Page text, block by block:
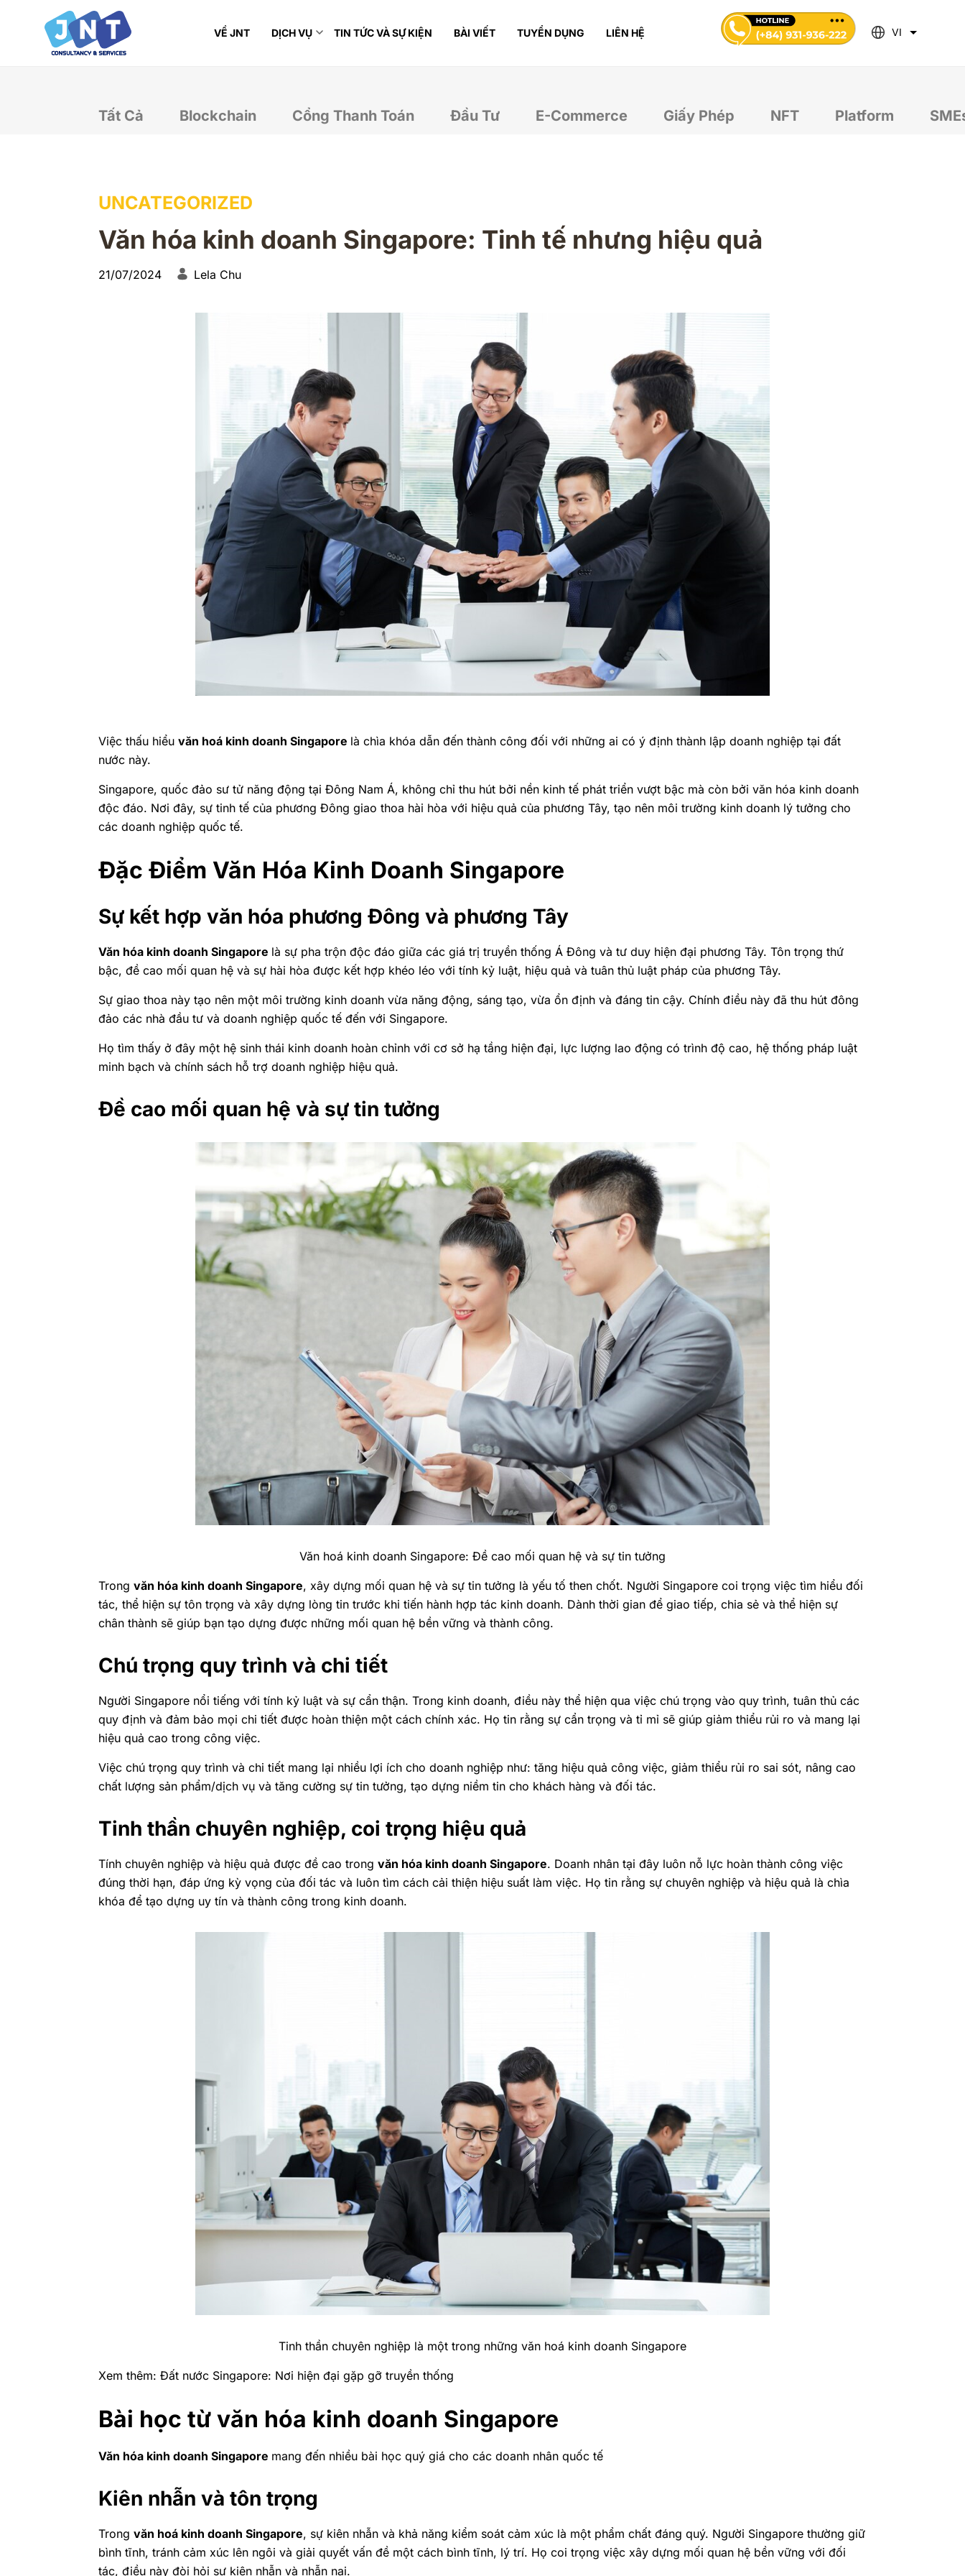
VỀ JNT DỊCH VỤ TIN TỨC VÀ SỰ KIỆN BÀI VIẾT TUYỂN DỤNG LIÊN HỆ VI
Tất Cả Blockchain Cổng Thanh Toán Đầu Tư E-Commerce Giấy Phép NFT Platform
UNCATEGORIZED
Văn hóa kinh doanh Singapore: Tinh tế nhưng hiệu quả
21/07/2024 Lela Chu
Việc thấu hiểu văn hoá kinh doanh Singapore là chìa khóa dẫn đến thành công đối với những ai có ý định thành lập doanh nghiệp tại đất
nước này.
Singapore, quốc đảo sư tử năng động tại Đông Nam Á, không chỉ thu hút bởi nền kinh tế phát triển vượt bậc mà còn bởi văn hóa kinh doanh
độc đáo. Nơi đây, sự tinh tế của phương Đông giao thoa hài hòa với hiệu quả của phương Tây, tạo nên môi trường kinh doanh lý tưởng cho
các doanh nghiệp quốc tế.
Đặc Điểm Văn Hóa Kinh Doanh Singapore
Sự kết hợp văn hóa phương Đông và phương Tây
Văn hóa kinh doanh Singapore là sự pha trộn độc đáo giữa các giá trị truyền thống Á Đông và tư duy hiện đại phương Tây. Tôn trọng thứ
bậc, đề cao mối quan hệ và sự hài hòa được kết hợp khéo léo với tính kỷ luật, hiệu quả và tuân thủ luật pháp của phương Tây.
Sự giao thoa này tạo nên một môi trường kinh doanh vừa năng động, sáng tạo, vừa ổn định và đáng tin cậy. Chính điều này đã thu hút đông
đảo các nhà đầu tư và doanh nghiệp quốc tế đến với Singapore.
Họ tìm thấy ở đây một hệ sinh thái kinh doanh hoàn chỉnh với cơ sở hạ tầng hiện đại, lực lượng lao động có trình độ cao, hệ thống pháp luật
minh bạch và chính sách hỗ trợ doanh nghiệp hiệu quả.
Đề cao mối quan hệ và sự tin tưởng
Văn hoá kinh doanh Singapore: Đề cao mối quan hệ và sự tin tưởng
Trong văn hóa kinh doanh Singapore, xây dựng mối quan hệ và sự tin tưởng là yếu tố then chốt. Người Singapore coi trọng việc tìm hiểu đối
tác, thể hiện sự tôn trọng và xây dựng lòng tin trước khi tiến hành hợp tác kinh doanh. Dành thời gian để giao tiếp, chia sẻ và thể hiện sự
chân thành sẽ giúp bạn tạo dựng được những mối quan hệ bền vững và thành công.
Chú trọng quy trình và chi tiết
Người Singapore nổi tiếng với tính kỷ luật và sự cẩn thận. Trong kinh doanh, điều này thể hiện qua việc chú trọng vào quy trình, tuân thủ các
quy định và đảm bảo mọi chi tiết được hoàn thiện một cách chính xác. Họ tin rằng sự cẩn trọng và tỉ mỉ sẽ giúp giảm thiểu rủi ro và mang lại
hiệu quả cao trong công việc.
Việc chú trọng quy trình và chi tiết mang lại nhiều lợi ích cho doanh nghiệp như: tăng hiệu quả công việc, giảm thiểu rủi ro sai sót, nâng cao
chất lượng sản phẩm/dịch vụ và tăng cường sự tin tưởng, tạo dựng niềm tin cho khách hàng và đối tác.
Tinh thần chuyên nghiệp, coi trọng hiệu quả
Tính chuyên nghiệp và hiệu quả được đề cao trong văn hóa kinh doanh Singapore. Doanh nhân tại đây luôn nỗ lực hoàn thành công việc
đúng thời hạn, đáp ứng kỳ vọng của đối tác và luôn tìm cách cải thiện hiệu suất làm việc. Họ tin rằng sự chuyên nghiệp và hiệu quả là chìa
khóa để tạo dựng uy tín và thành công trong kinh doanh.
Tinh thần chuyên nghiệp là một trong những văn hoá kinh doanh Singapore
Xem thêm: Đất nước Singapore: Nơi hiện đại gặp gỡ truyền thống
Bài học từ văn hóa kinh doanh Singapore
Văn hóa kinh doanh Singapore mang đến nhiều bài học quý giá cho các doanh nhân quốc tế
Kiên nhẫn và tôn trọng
Trong văn hoá kinh doanh Singapore, sự kiên nhẫn và khả năng kiểm soát cảm xúc là một phẩm chất đáng quý. Người Singapore thường giữ
bình tĩnh, tránh cảm xúc lên ngôi và giải quyết vấn đề một cách bình tĩnh, lý trí. Họ coi trọng việc xây dựng mối quan hệ bền vững với đối
tác, điều này đòi hỏi sự kiên nhẫn và nhẫn nại.